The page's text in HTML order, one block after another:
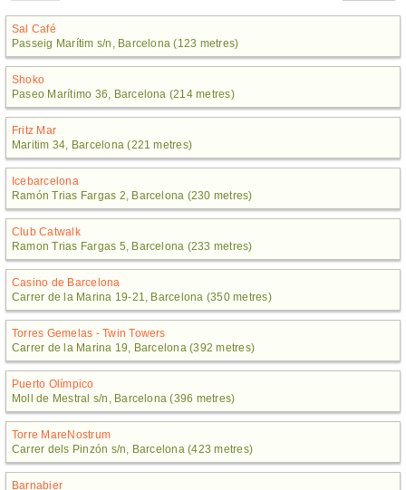
Sal Café
Passeig Marítim s/n, Barcelona (123 metres)
Shoko
Paseo Marítimo 36, Barcelona (214 metres)
Fritz Mar
Maritim 34, Barcelona (221 metres)
Icebarcelona
Ramón Trias Fargas 2, Barcelona (230 metres)
Club Catwalk
Ramon Trias Fargas 5, Barcelona (233 metres)
Casino de Barcelona
Carrer de la Marina 19-21, Barcelona (350 metres)
Torres Gemelas - Twin Towers
Carrer de la Marina 19, Barcelona (392 metres)
Puerto Olímpico
Moll de Mestral s/n, Barcelona (396 metres)
Torre MareNostrum
Carrer dels Pinzón s/n, Barcelona (423 metres)
Barnabier